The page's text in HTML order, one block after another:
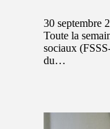
30 septembre
Toute la
sociaux
du…